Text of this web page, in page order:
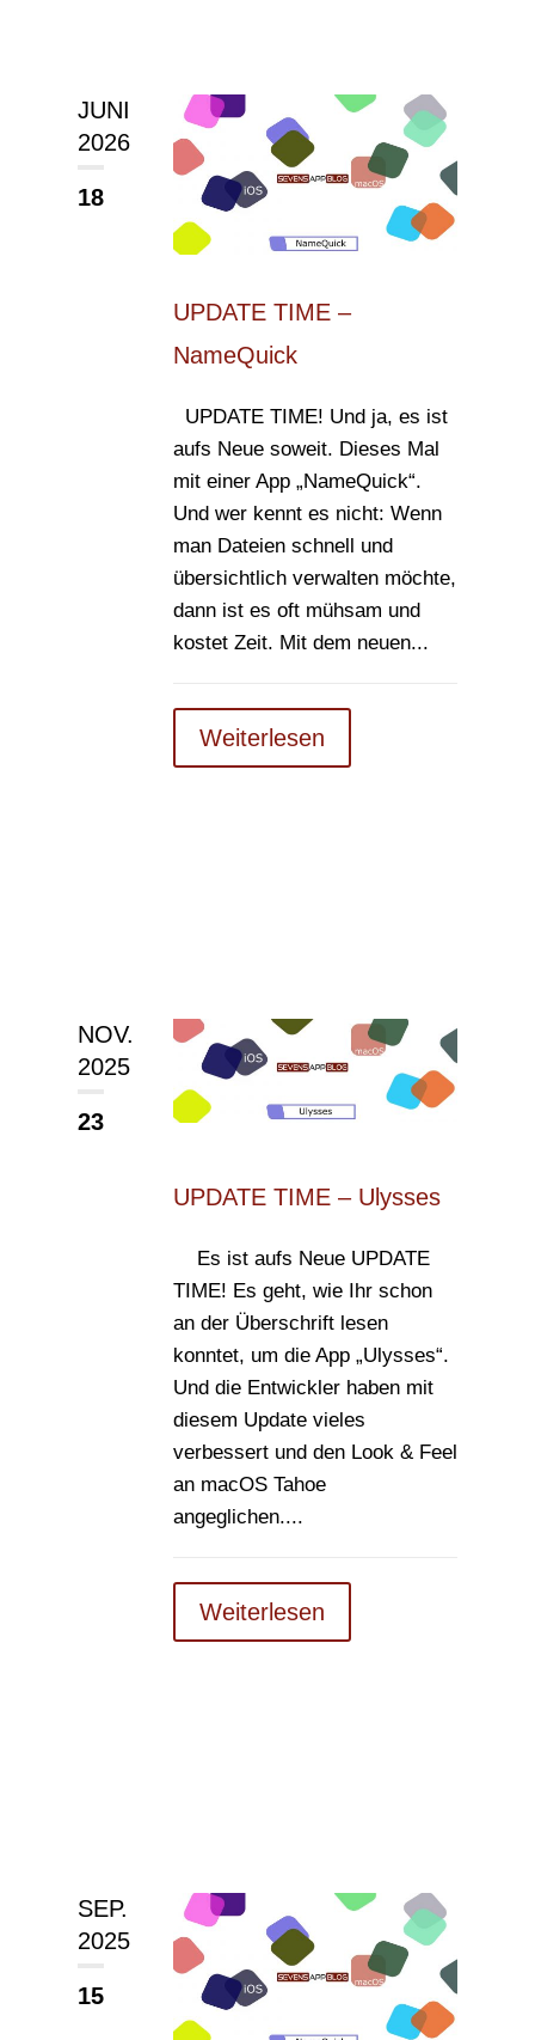
JUNI
2026
18
UPDATE TIME –
NameQuick
UPDATE TIME! Und ja, es ist
aufs Neue soweit. Dieses Mal
mit einer App „NameQuick“.
Und wer kennt es nicht: Wenn
man Dateien schnell und
übersichtlich verwalten möchte,
dann ist es oft mühsam und
kostet Zeit. Mit dem neuen...
Weiterlesen
NOV.
2025
23
UPDATE TIME – Ulysses
Es ist aufs Neue UPDATE
TIME! Es geht, wie Ihr schon
an der Überschrift lesen
konntet, um die App „Ulysses“.
Und die Entwickler haben mit
diesem Update vieles
verbessert und den Look & Feel
an macOS Tahoe
angeglichen....
Weiterlesen
SEP.
2025
15